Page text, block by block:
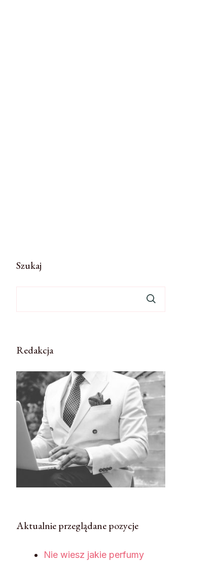
Szukaj
Redakcja
Aktualnie przeglądane pozycje
Nie wiesz jakie perfumy